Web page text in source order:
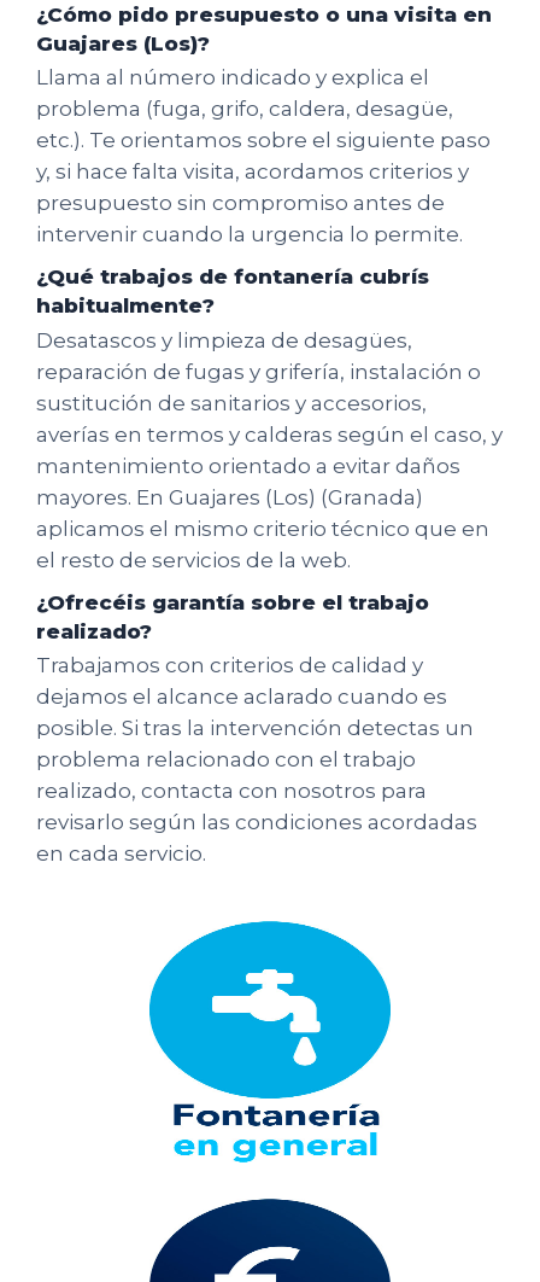
¿Cómo pido presupuesto o una visita en
Guajares (Los)?
Llama al número indicado y explica el
problema (fuga, grifo, caldera, desagüe,
etc.). Te orientamos sobre el siguiente paso
y, si hace falta visita, acordamos criterios y
presupuesto sin compromiso antes de
intervenir cuando la urgencia lo permite.
¿Qué trabajos de fontanería cubrís
habitualmente?
Desatascos y limpieza de desagües,
reparación de fugas y grifería, instalación o
sustitución de sanitarios y accesorios,
averías en termos y calderas según el caso, y
mantenimiento orientado a evitar daños
mayores. En Guajares (Los) (Granada)
aplicamos el mismo criterio técnico que en
el resto de servicios de la web.
¿Ofrecéis garantía sobre el trabajo
realizado?
Trabajamos con criterios de calidad y
dejamos el alcance aclarado cuando es
posible. Si tras la intervención detectas un
problema relacionado con el trabajo
realizado, contacta con nosotros para
revisarlo según las condiciones acordadas
en cada servicio.